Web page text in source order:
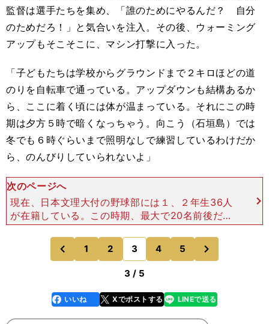
監督は選手たちを集め、「誰のためにやるんだ？ 自分
のためだろ！」と気合いを注入。その後、ウォーミング
アップもそこそこに、マシン打撃に入った。
「子どもたちは学校からグラウンドまで２キロほどの道
のりを自転車で通っている。アップダウンも結構あるか
ら、ここに着く頃には体が温まっている。それにこの時
期は夕方５時で暗くなっちゃう。向こう（石垣島）では
冬でも６時ぐらいまで照明なしで練習しているわけだか
ら、のんびりしていられないよ」
次のページへ
現在、日本文理大付の野球部には１、２年生36人
が在籍している。この時期、最大で20名前後だっ
た八重山商工と比較すると、一気に倍近い"大所
帯"の主となった。伊志嶺監督は寮監として選手た
ちと寝食をともにし
前
のページへ
1 2 3 4 5
のページへ
3 / 5
faceboo
k
いいね Xでポストする
line LINEで送る